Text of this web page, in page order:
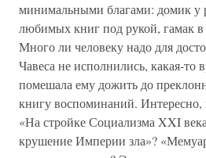
минимальными благами: домик у
любимых книг под рукой, гамак
Много ли человеку надо для
Чавеса не исполнились, какая-то
помешала ему дожить до
книгу воспоминаний. Интересно,
«На стройке Социализма XXI
крушение Империи зла»?